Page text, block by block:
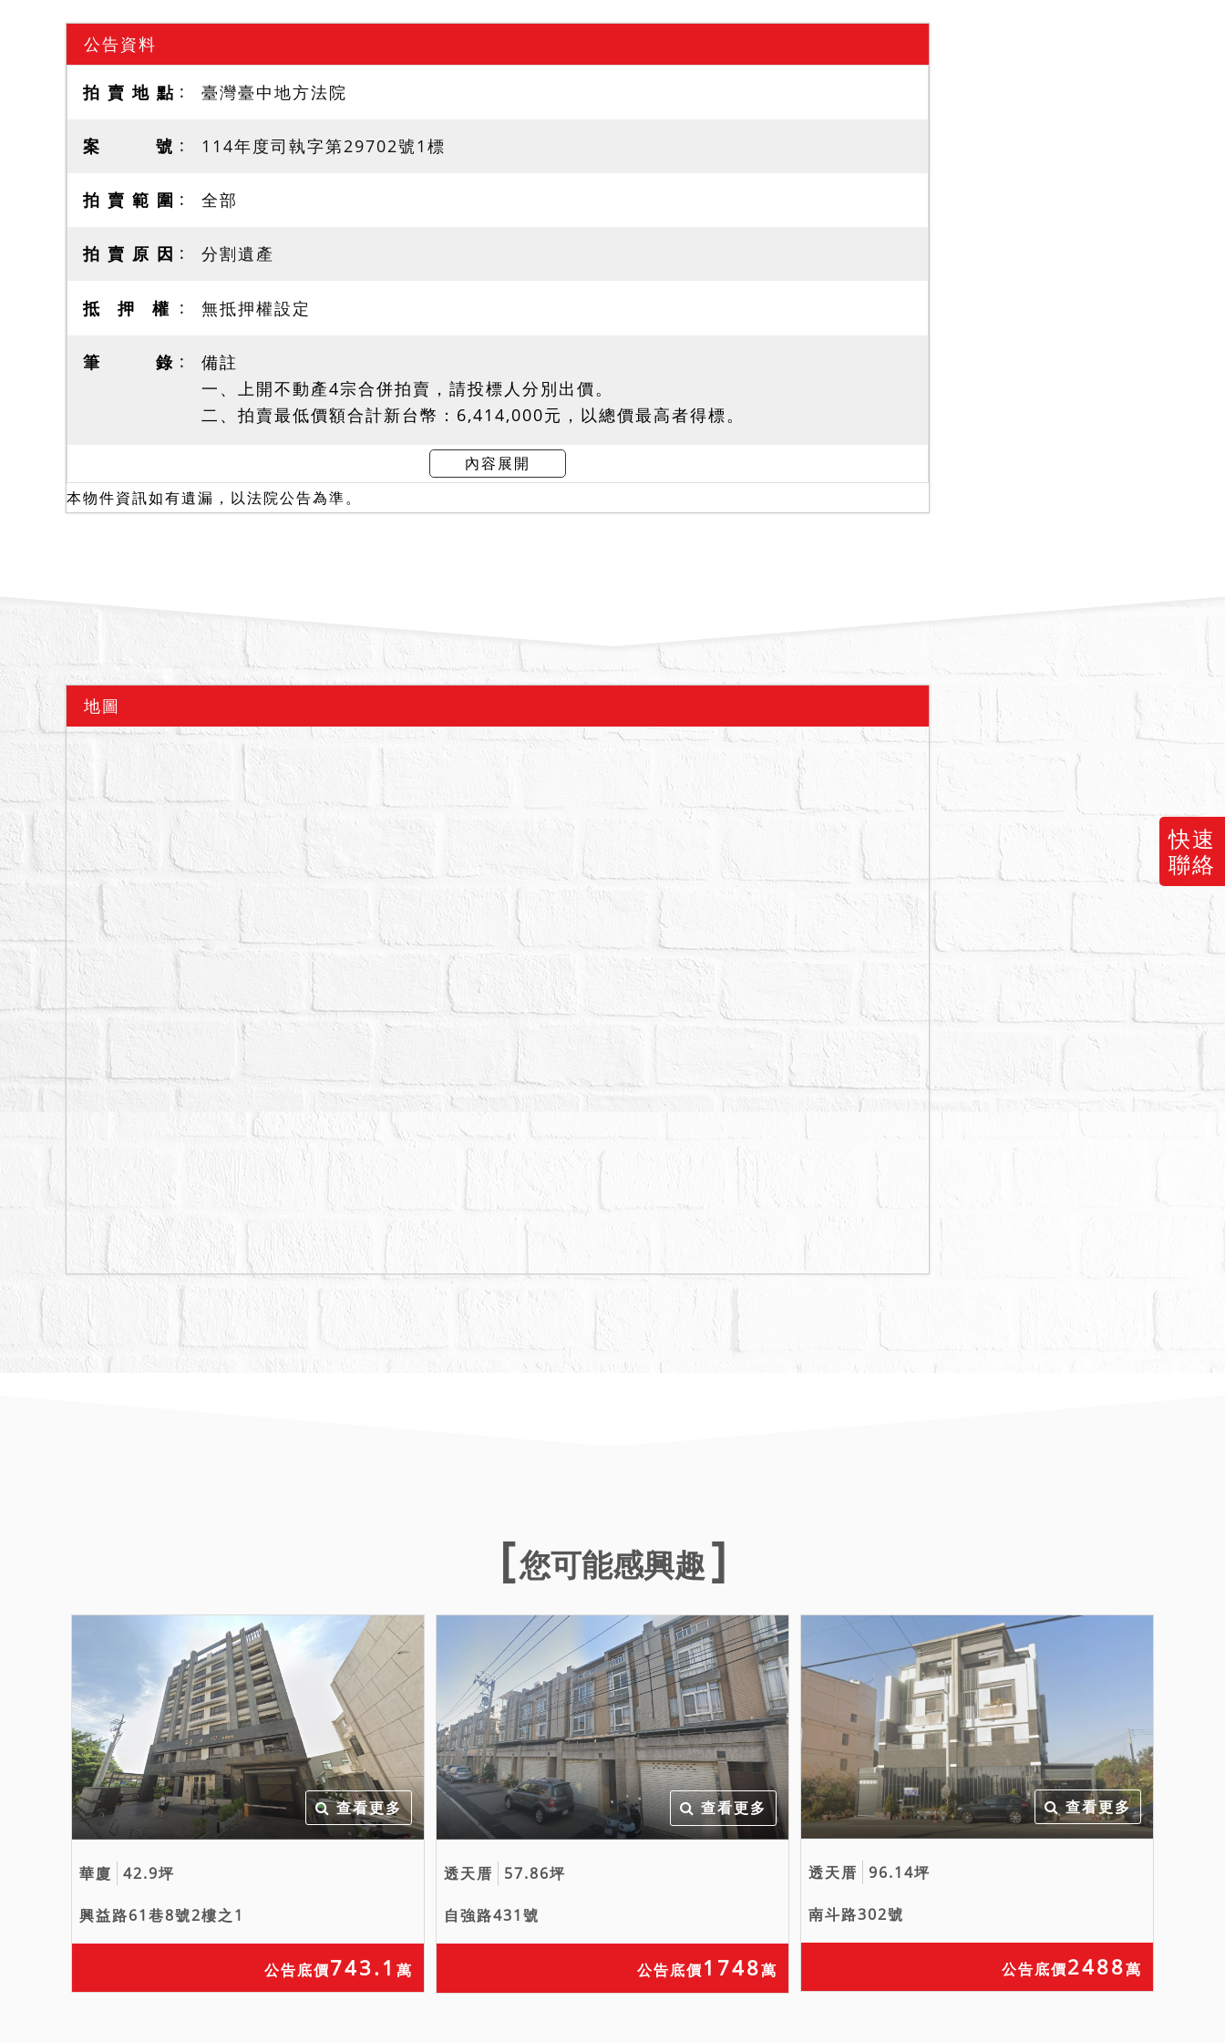
快速
聯絡
公告資料
拍 賣 地 點 臺灣臺中地方法院
案 號 114年度司執字第29702號1標
拍 賣 範 圍 全部
拍 賣 原 因 分割遺產
抵 押 權 無抵押權設定
筆 錄
備註
一、上開不動產4宗合併拍賣，請投標人分別出價。
二、拍賣最低價額合計新台幣：6,414,000元，以總價最高者得標。
四、拍賣之不動產均無抵押權設定。
五、查封時，據債權人稱建物無人居住使用，拍定後依現況點交。
六、本件拍賣之建號744建物為建號321建物之增建，為未辦保存登記建物，拍定人不得
七、本件拍賣不動產未經鑑界，確切土地位置有無占用鄰地及有無建物占用等占用情形，
應買人應自行前往查證，該占用之土地或建物亦不在拍賣範圍，拍定後不得以現況與拍賣
公告記載不符請求撤銷拍定，買受人應自行負擔向地政機關申請指界或鑑界之費用。
人，均得應買、承受並有優先承買權。有二人以上承受、願優先承買者，以抽籤定之。
內容展開
本物件資訊如有遺漏，以法院公告為準。
地圖
您可能感興趣
查看更多
華廈 42.9坪
興益路61巷8號2樓之1
公告底價743.1萬
查看更多
透天厝 57.86坪
自強路431號
公告底價1748萬
查看更多
透天厝 96.14坪
南斗路302號
公告底價2488萬